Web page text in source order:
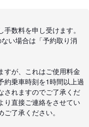
数料を申し受けます。
い場合は「予約取り消
すが、これはご使用料金
約乗車時刻を1時間以上過
されますのでご了承くだ
り直接ご連絡をさせてい
了承ください。